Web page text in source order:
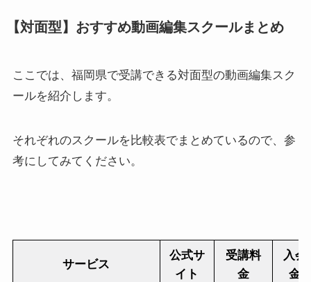
【対面型】おすすめ動画編集スクールまとめ
ここでは、福岡県で受講できる対面型の動画編集スク
ールを紹介します。
それぞれのスクールを比較表でまとめているので、参
考にしてみてください。
サービス
公式サ
イト
受講料
金
入会
金